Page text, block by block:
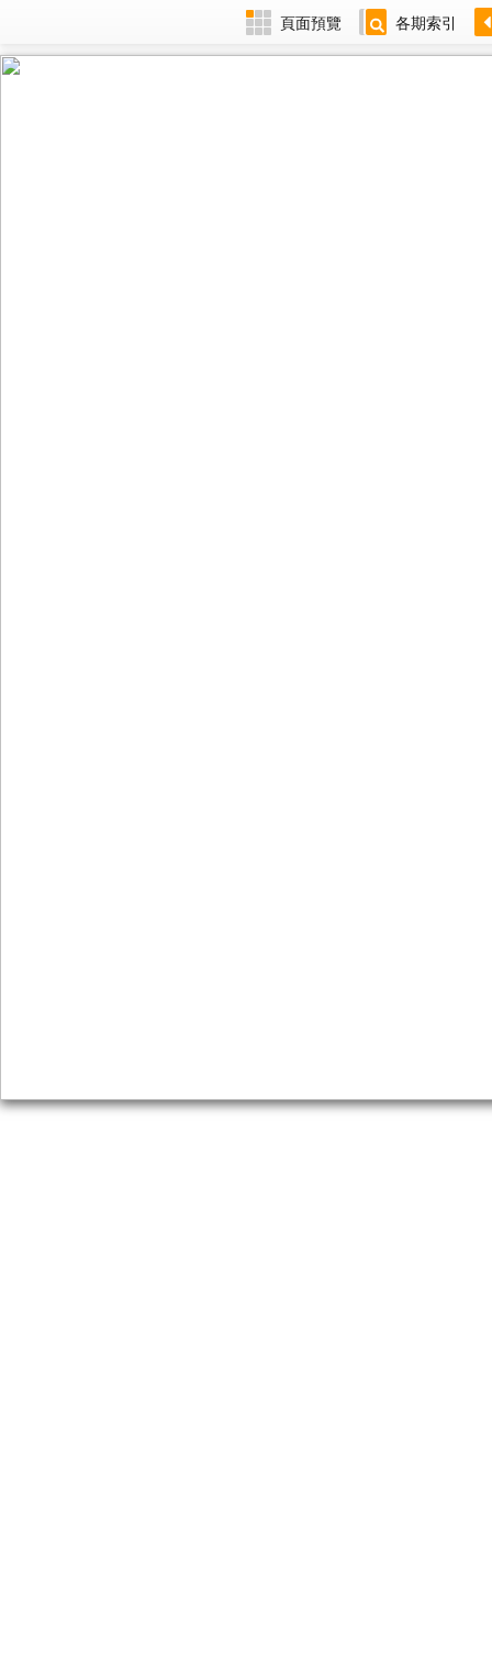
頁面預覽 各期索引